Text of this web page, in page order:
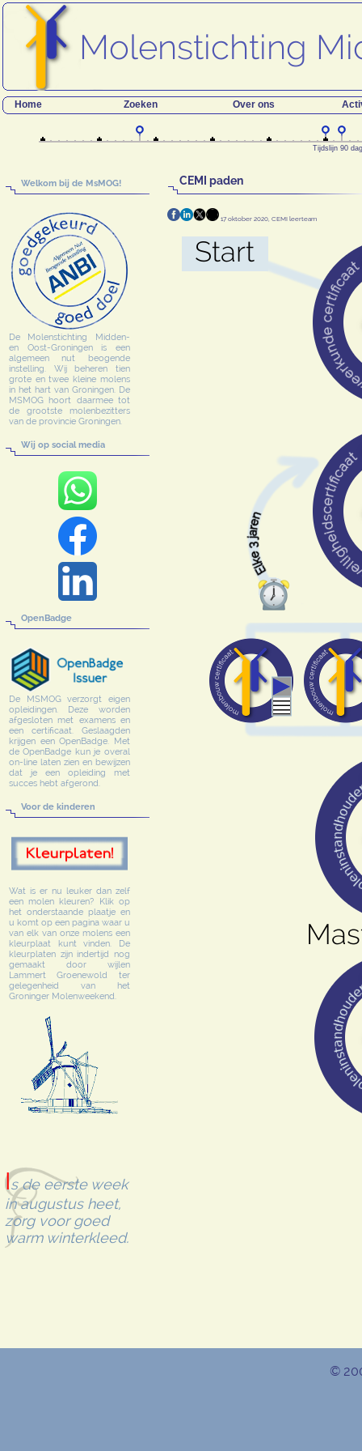
Home Zoeken Over ons
Tijdslijn 90
Welkom bij de MsMOG!
De Molenstichting Midden-
en Oost-Groningen is een
algemeen nut beogende
instelling. Wij beheren tien
grote en twee kleine molens
in het hart van Groningen. De
MSMOG hoort daarmee tot
de grootste molenbezitters
van de provincie Groningen.
Wij op social media
OpenBadge
De MSMOG verzorgt eigen
opleidingen. Deze worden
afgesloten met examens en
een certificaat. Geslaagden
krijgen een OpenBadge. Met
de OpenBadge kun je overal
on-line laten zien en bewijzen
dat je een opleiding met
succes hebt afgerond.
Voor de kinderen
Wat is er nu leuker dan zelf
een molen kleuren? Klik op
het onderstaande plaatje en
u komt op een pagina waar u
van elk van onze molens een
kleurplaat kunt vinden. De
kleurplaten zijn indertijd nog
gemaakt door wijlen
Lammert Groenewold ter
gelegenheid van het
Groninger Molenweekend.
Is de eerste week
in augustus heet,
zorg voor goed
warm winterkleed.
CEMI paden
17 oktober 2020, CEMI leerteam
©